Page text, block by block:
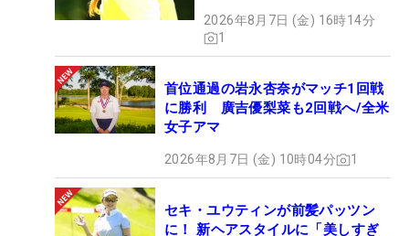
2026年8月7日 (金) 16時14分
1
首位通過の岩永杏奈がマッチ1回戦
に勝利 廣吉優梨菜も2回戦へ/全米
女子アマ
2026年8月7日 (金) 10時04分 1
セキ・ユウティンが前髪パッツン
に！ 新ヘアスタイルに「美しすぎ